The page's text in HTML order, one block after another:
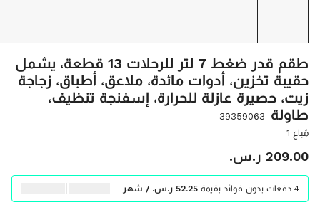
طقم قدر ضغط 7 لتر للرحلات 13 قطعة، يشمل
حقيبة تخزين، أدوات مائدة، ملاعق، أطباق، زجاجة
زيت، حصيرة عازلة للحرارة، إسفنجة تنظيف،
طاولة
39359063
مُباع 1
‫209.00 ر.س.‬
4 دفعات بدون فوائد بقيمة ‫52.25 ر.س.‬ / شهر